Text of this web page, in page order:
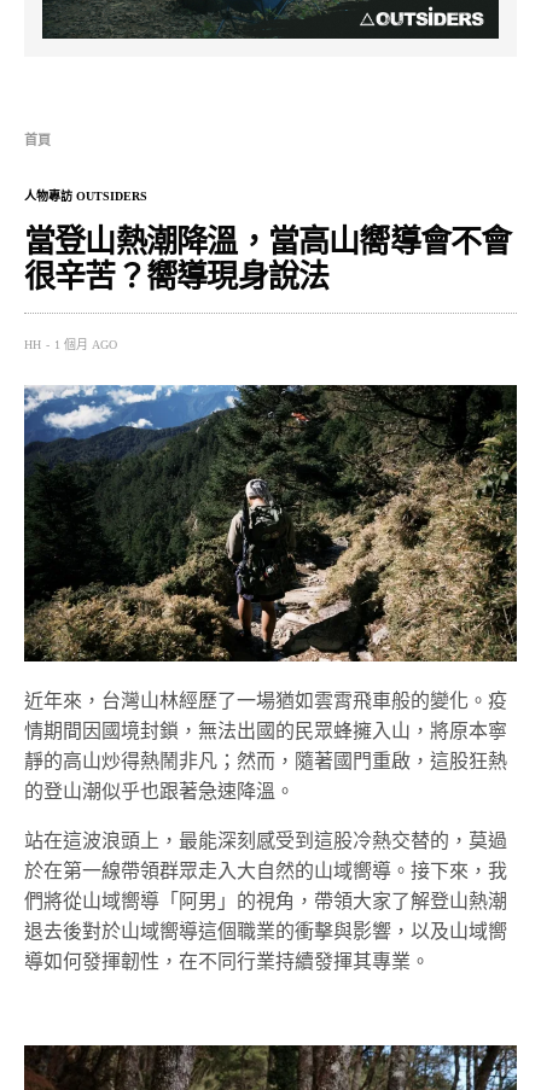
首頁
人物專訪 OUTSIDERS
當登山熱潮降溫，當高山嚮導會不會
很辛苦？嚮導現身說法
HH 1 個月 AGO
近年來，台灣山林經歷了一場猶如雲霄飛車般的變化。疫
情期間因國境封鎖，無法出國的民眾蜂擁入山，將原本寧
靜的高山炒得熱鬧非凡；然而，隨著國門重啟，這股狂熱
的登山潮似乎也跟著急速降溫。
站在這波浪頭上，最能深刻感受到這股冷熱交替的，莫過
於在第一線帶領群眾走入大自然的山域嚮導。接下來，我
們將從山域嚮導「阿男」的視角，帶領大家了解登山熱潮
退去後對於山域嚮導這個職業的衝擊與影響，以及山域嚮
導如何發揮韌性，在不同行業持續發揮其專業。